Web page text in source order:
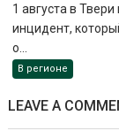
1 августа в
инцидент,
о...
В регионе
LEAVE A